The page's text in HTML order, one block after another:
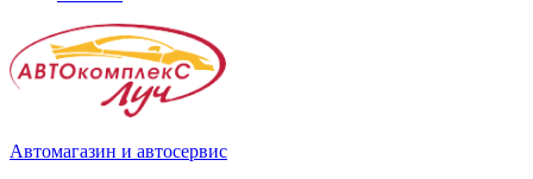
Автомагазин и автосервис